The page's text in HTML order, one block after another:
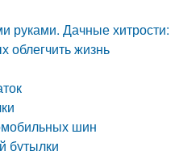
руками. Дачные хитрости:
облегчить жизнь
шин
бутылки